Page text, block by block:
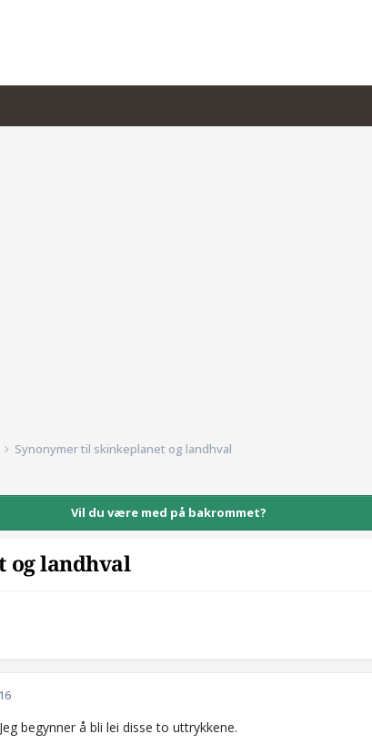
Synonymer til skinkeplanet og landhval
Vil du være med på bakrommet?
og landhval
begynner å bli lei disse to uttrykkene.